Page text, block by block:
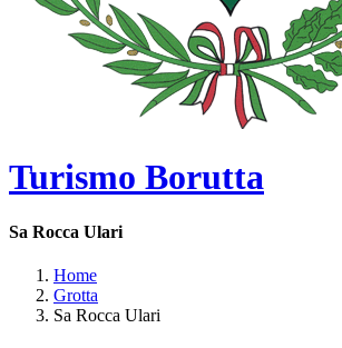
Turismo Borutta
Sa Rocca Ulari
Home
Grotta
Sa Rocca Ulari